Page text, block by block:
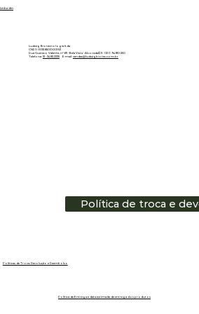
Política de Entrega e data estimada de entrega dos produtos
Políticas de Troca, Devolução e Reembolso
Ludwig Biotecnologia ltda
CNPJ: 01.151.850/0001-53
Rua Gustavo Valente, nº 69 - Bela Vista - Alvorada/RS - CEP: 94810-250
Telefone: 51 - 3483.3335E-mail: vendas@ludwigbiotec.com.br
Linkedin
Política de troca e